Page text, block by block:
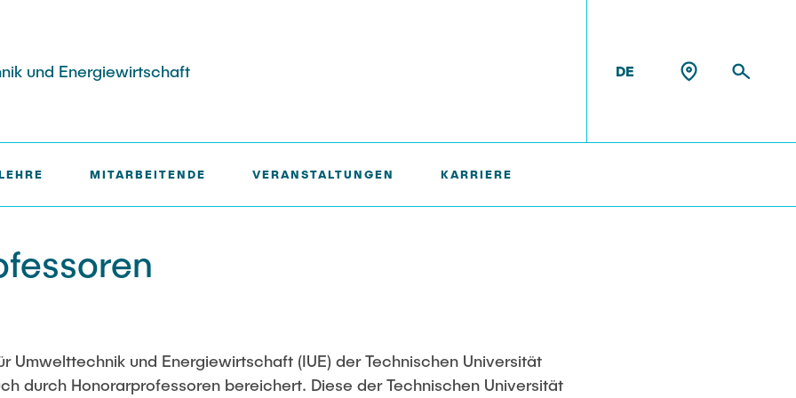
und Energiewirtschaft DE
Publikationen
Algerien und
MITARBEITENDE VERANSTALTUNGEN
Green Hydrogen
Grüner Kohlenstoff
Green Hydrogen
KARRIERE
Umwelttechnik und Energiewirtschaft (IUE) der Technischen Universität
durch Honorarprofessoren bereichert. Diese der Technischen Universität